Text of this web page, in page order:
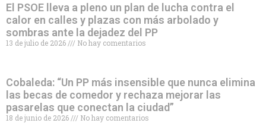
El PSOE lleva a pleno un plan de lucha contra el
calor en calles y plazas con más arbolado y
sombras ante la dejadez del PP
13 de julio de 2026 No hay comentarios
Cobaleda: “Un PP más insensible que nunca elimina
las becas de comedor y rechaza mejorar las
pasarelas que conectan la ciudad”
18 de junio de 2026 No hay comentarios